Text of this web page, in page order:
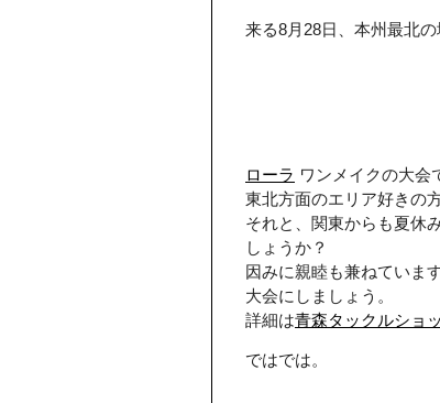
来る8月28日、本州最北
ローラ ワンメイクの大会
東北方面のエリア好きの
それと、関東からも夏休
しょうか？
因みに親睦も兼ねていま
大会にしましょう。
詳細は青森タックルショ
ではでは。